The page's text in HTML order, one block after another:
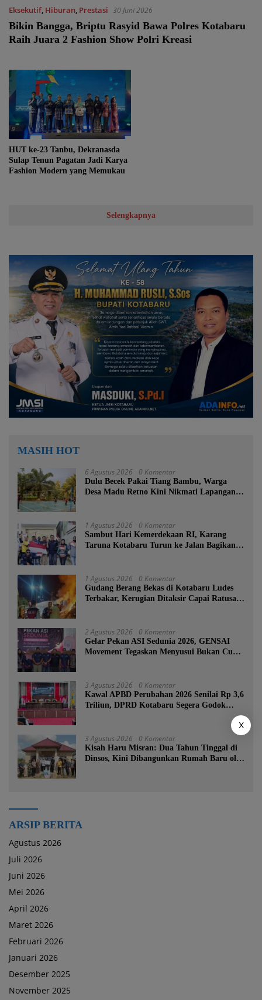
Eksekutif, Hiburan, Prestasi 30 Juni 2026
Bikin Bangga, Briptu Rasyid Bawa Polres Kotabaru
Raih Juara 2 Fashion Show Polri Kreasi
HUT ke-23 Tanbu, Dekranasda
Sulap Tenun Pagatan Jadi Karya
Fashion Modern yang Memukau
Selengkapnya
MASIH HOT
6 Agustus 2026 0 Komentar
Dulu Becek Pakai Tiang Bambu, Warga
Desa Madu Retno Kini Nikmati Lapangan
1 Agustus 2026 0 Komentar
Sambut Hari Kemerdekaan RI, Karang
Taruna Kotabaru Turun ke Jalan Bagikan
1 Agustus 2026 0 Komentar
Gudang Berang Bekas di Kotabaru Ludes
Terbakar, Kerugian Ditaksir Capai Ratusan
2 Agustus 2026 0 Komentar
Gelar Pekan ASI Sedunia 2026, GENSAI
Movement Tegaskan Menyusui Bukan Cuma
3 Agustus 2026 0 Komentar
Kawal APBD Perubahan 2026 Senilai Rp 3,6
Triliun, DPRD Kotabaru Segera Godok
3 Agustus 2026 0 Komentar
Kisah Haru Misran: Dua Tahun Tinggal di
Dinsos, Kini Dibangunkan Rumah Baru oleh
ARSIP BERITA
Agustus 2026
Juli 2026
Juni 2026
Mei 2026
April 2026
Maret 2026
Februari 2026
Januari 2026
Desember 2025
November 2025
X